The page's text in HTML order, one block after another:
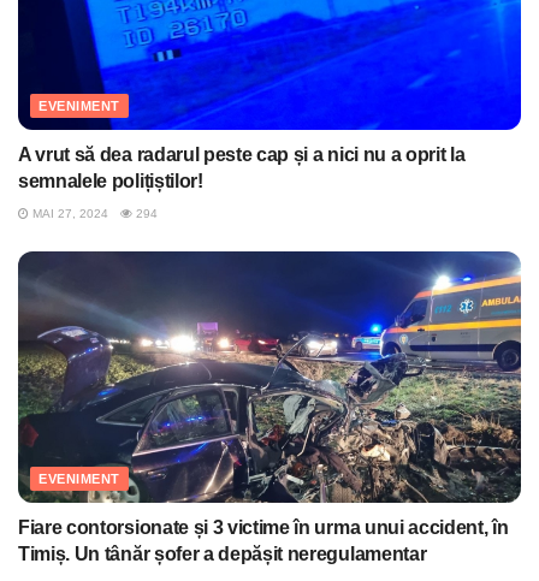
EVENIMENT
A vrut să dea radarul peste cap și a nici nu a oprit la
semnalele polițiștilor!
MAI 27, 2024 294
EVENIMENT
Fiare contorsionate și 3 victime în urma unui accident, în
Timiș. Un tânăr șofer a depășit neregulamentar